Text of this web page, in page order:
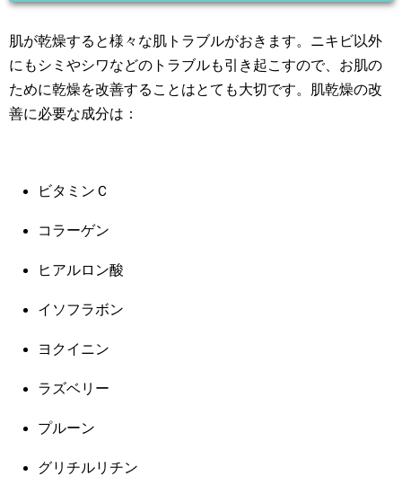
肌が乾燥すると様々な肌トラブルがおきます。ニキビ以外
にもシミやシワなどのトラブルも引き起こすので、お肌の
ために乾燥を改善することはとても大切です。肌乾燥の改
善に必要な成分は：
ビタミンＣ
コラーゲン
ヒアルロン酸
イソフラボン
ヨクイニン
ラズベリー
プルーン
グリチルリチン